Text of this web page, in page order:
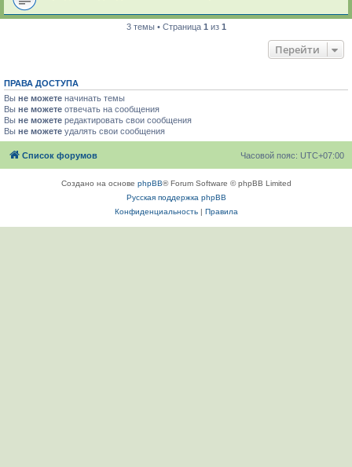
3 темы • Страница 1 из 1
Перейти
ПРАВА ДОСТУПА
Вы не можете начинать темы
Вы не можете отвечать на сообщения
Вы не можете редактировать свои сообщения
Вы не можете удалять свои сообщения
Список форумов Часовой пояс: UTC+07:00
Создано на основе phpBB® Forum Software © phpBB Limited
Русская поддержка phpBB
Конфиденциальность| Правила